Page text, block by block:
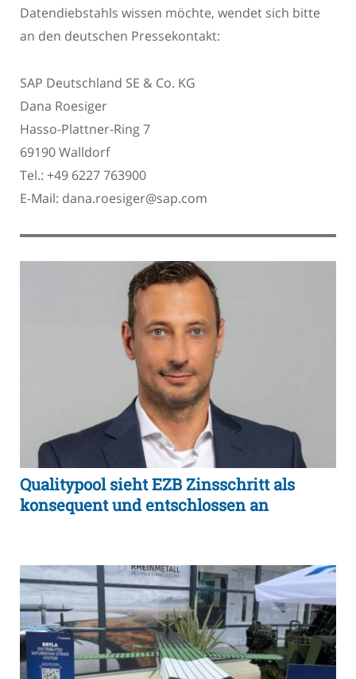
Datendiebstahls wissen möchte, wendet sich bitte
an den deutschen Pressekontakt:
SAP Deutschland SE & Co. KG
Dana Roesiger
Hasso-Plattner-Ring 7
69190 Walldorf
Tel.: +49 6227 763900
E-Mail: dana.roesiger@sap.com
Qualitypool sieht EZB Zinsschritt als
konsequent und entschlossen an